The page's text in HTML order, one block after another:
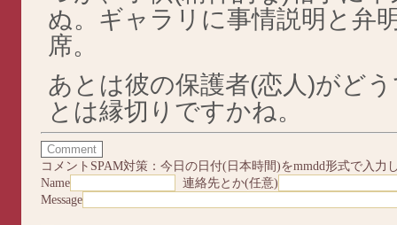
ぬ。ギャラリに事情説明と弁
席。
あとは彼の保護者(恋人)がど
とは縁切りですかね。
コメントSPAM対策：今日の日付(日本時間)をmmdd形式で入力
Name
連絡先とか(任意)
Message